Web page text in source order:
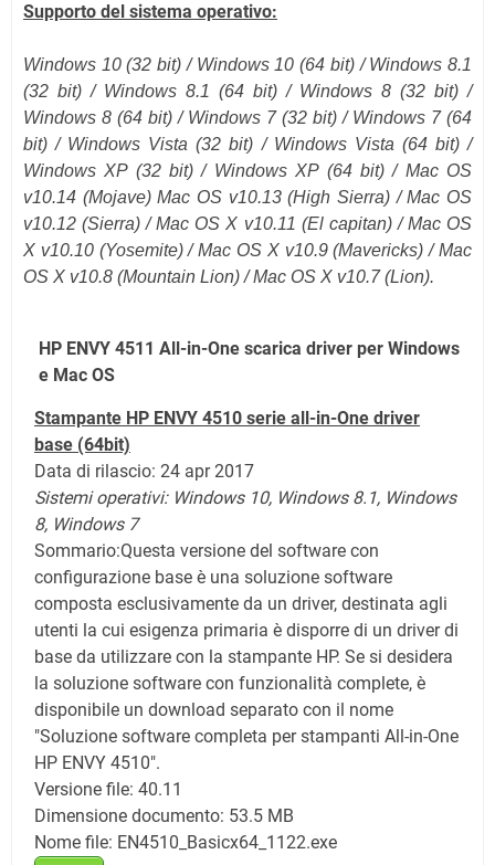
Supporto del sistema operativo:
Windows 10 (32 bit) / Windows 10 (64 bit) / Windows 8.1
(32 bit) / Windows 8.1 (64 bit) / Windows 8 (32 bit) /
Windows 8 (64 bit) / Windows 7 (32 bit) / Windows 7 (64
bit) / Windows Vista (32 bit) / Windows Vista (64 bit) /
Windows XP (32 bit) / Windows XP (64 bit) / Mac OS
v10.14 (Mojave)Mac OS v10.13 (High Sierra) / Mac OS
v10.12(Sierra)/ Mac OS X v10.11 (El capitan)/ Mac OS
X v10.10 (Yosemite) / Mac OS X v10.9 (Mavericks) / Mac
OS X v10.8 (Mountain Lion) / Mac OS X v10.7 (Lion).
HP ENVY 4511 All-in-One scarica driver per Windows
e Mac OS
Stampante HP ENVY 4510 serie all-in-One driver
base (64bit)
Data di rilascio: 24 apr 2017
Sistemi operativi: Windows 10, Windows 8.1, Windows
8, Windows 7
Sommario:Questa versione del software con
configurazione base è una soluzione software
composta esclusivamente da un driver, destinata agli
utenti la cui esigenza primaria è disporre di un driver di
base da utilizzare con la stampante HP. Se si desidera
la soluzione software con funzionalità complete, è
disponibile un download separato con il nome
"Soluzione software completa per stampanti All-in-One
HP ENVY 4510".
Versione file: 40.11
Dimensione documento: 53.5 MB
Nome file: EN4510_Basicx64_1122.exe